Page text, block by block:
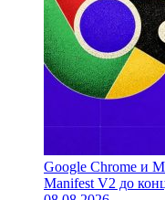
Google Chrome и
Manifest V2 до